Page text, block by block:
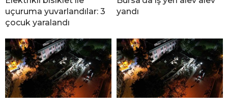
uçuruma yuvarlandılar: 3
çocuk yaralandı
yandı